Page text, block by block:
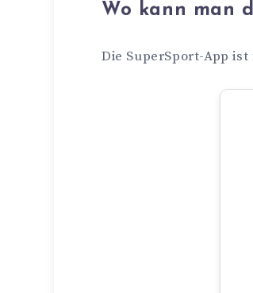
Wo kann man
Die SuperSport-App